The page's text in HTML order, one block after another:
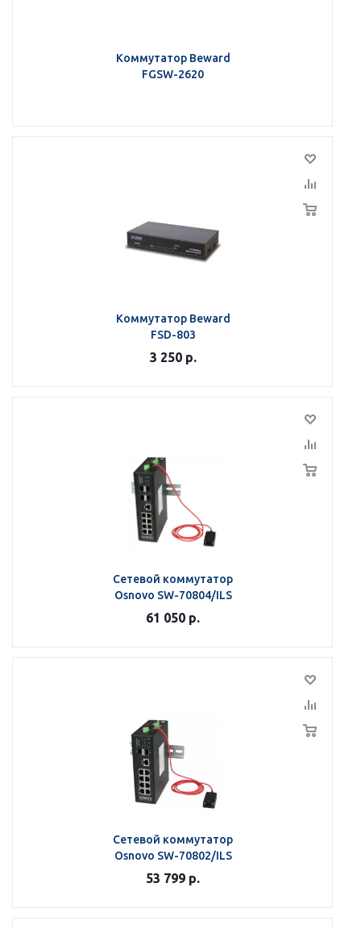
Коммутатор Beward
FGSW-2620
Коммутатор Beward
FSD-803
3 250р.
Сетевой коммутатор
Osnovo SW-70804/ILS
61 050 р.
Сетевой коммутатор
Osnovo SW-70802/ILS
53 799 р.